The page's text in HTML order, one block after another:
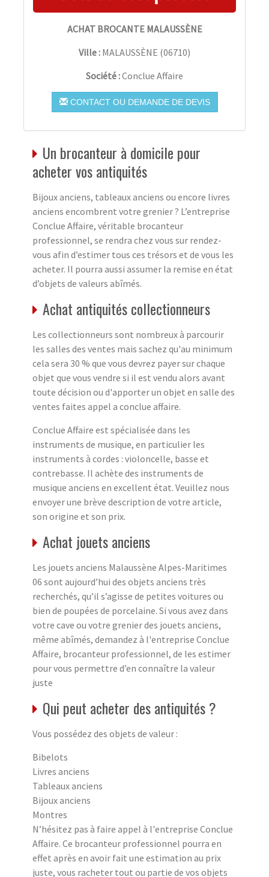
ACHAT BROCANTE MALAUSSÈNE
Ville : MALAUSSÈNE (06710)
Société :Conclue Affaire
CONTACT OU DEMANDE DE DEVIS
Un brocanteur à domicile pour
acheter vos antiquités
Bijoux anciens, tableaux anciens ou encore livres
anciens encombrent votre grenier ? L’entreprise
Conclue Affaire, véritable brocanteur
professionnel, se rendra chez vous sur rendez-
vous afin d’estimer tous ces trésors et de vous les
acheter. Il pourra aussi assumer la remise en état
d’objets de valeurs abîmés.
Achat antiquités collectionneurs
Les collectionneurs sont nombreux à parcourir
les salles des ventes mais sachez qu'au minimum
cela sera 30 % que vous devrez payer sur chaque
objet que vous vendre si il est vendu alors avant
toute décision ou d'apporter un objet en salle des
ventes faites appel a conclue affaire.
Conclue Affaire est spécialisée dans les
instruments de musique, en particulier les
instruments à cordes : violoncelle, basse et
contrebasse. Il achète des instruments de
musique anciens en excellent état. Veuillez nous
envoyer une brève description de votre article,
son origine et son prix.
Achat jouets anciens
Les jouets anciens Malaussène Alpes-Maritimes
06 sont aujourd’hui des objets anciens très
recherchés, qu’il s’agisse de petites voitures ou
bien de poupées de porcelaine. Si vous avez dans
votre cave ou votre grenier des jouets anciens,
même abîmés, demandez à l'entreprise Conclue
Affaire, brocanteur professionnel, de les estimer
pour vous permettre d’en connaître la valeur
juste
Qui peut acheter des antiquités ?
Vous possédez des objets de valeur :
Bibelots
Livres anciens
Tableaux anciens
Bijoux anciens
Montres
N’hésitez pas à faire appel à l'entreprise Conclue
Affaire. Ce brocanteur professionnel pourra en
effet après en avoir fait une estimation au prix
juste, vous racheter tout ou partie de vos objets